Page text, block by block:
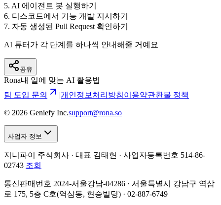
5. AI 에이전트 봇 실행하기
6. 디스코드에서 기능 개발 지시하기
7. 자동 생성된 Pull Request 확인하기
AI 튜터가 각 단계를 하나씩 안내해줄 거예요
공유
Rona내 일에 맞는 AI 활용법
팀 도입 문의
|개인정보처리방침이용약관환불 정책
© 2026 Geniefy Inc.support@rona.so
사업자 정보
지니파이 주식회사 · 대표 김태현 · 사업자등록번호 514-86-
02743 조회
통신판매번호 2024-서울강남-04286 · 서울특별시 강남구 역삼
로 175, 5층 C호(역삼동, 현승빌딩) · 02-887-6749